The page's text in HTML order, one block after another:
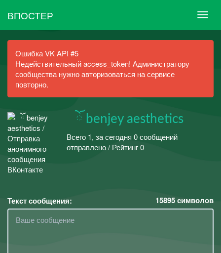
ВПОСТЕР
Ошибка VK API #5
Недействительный access_token! Администратору
сообщества нужно авторизоваться на сервисе
повторно.
⠀ོ benjey aesthetics
Всего 1, за сегодня 0 сообщений
отправлено / Рейтинг 0
Текст сообщения: 15895символов